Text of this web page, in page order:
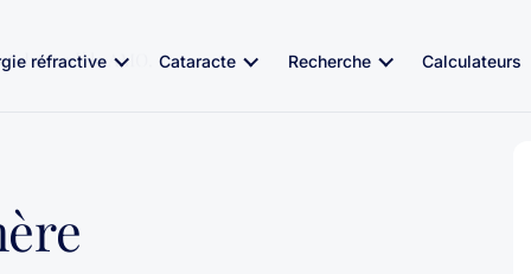
réfractive Cataracte Recherche Calculateurs
du modèle AMO.